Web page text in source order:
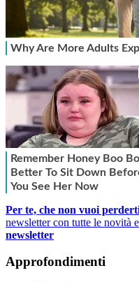
Per te, che non vuoi
newsletter con tutte le novità
newsletter
Approfondimenti